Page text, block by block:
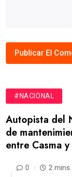
#NACIONAL
Autopista del
de
entre Casma
0 2